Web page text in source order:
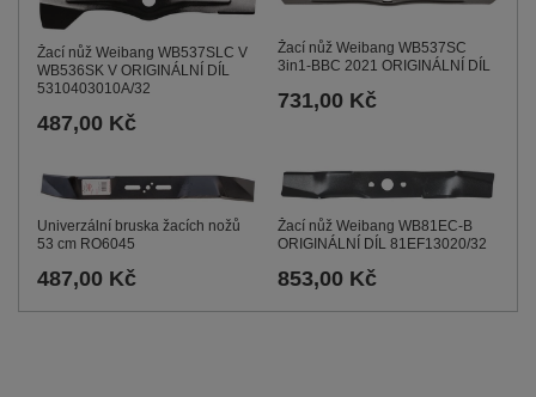
Žací nůž Weibang WB537SLC V
WB536SK V ORIGINÁLNÍ DÍL
5310403010A/32
487,00 Kč
Žací nůž Weibang WB537SC
3in1-BBC 2021 ORIGINÁLNÍ DÍL
731,00 Kč
Univerzální bruska žacích nožů
53 cm RO6045
487,00 Kč
Žací nůž Weibang WB81EC-B
ORIGINÁLNÍ DÍL 81EF13020/32
853,00 Kč